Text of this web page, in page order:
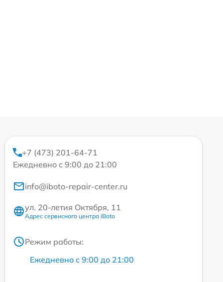
+7 (473) 201-64-71
Ежедневно с 9:00 до 21:00
info@iboto-repair-center.ru
ул. 20-летия Октября, 11
Адрес сервисного центра iBoto
Режим работы:
Ежедневно с 9:00 до 21:00